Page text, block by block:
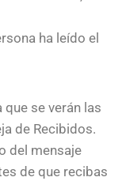
ha leído el
se verán las
de Recibidos.
del mensaje
de que recibas